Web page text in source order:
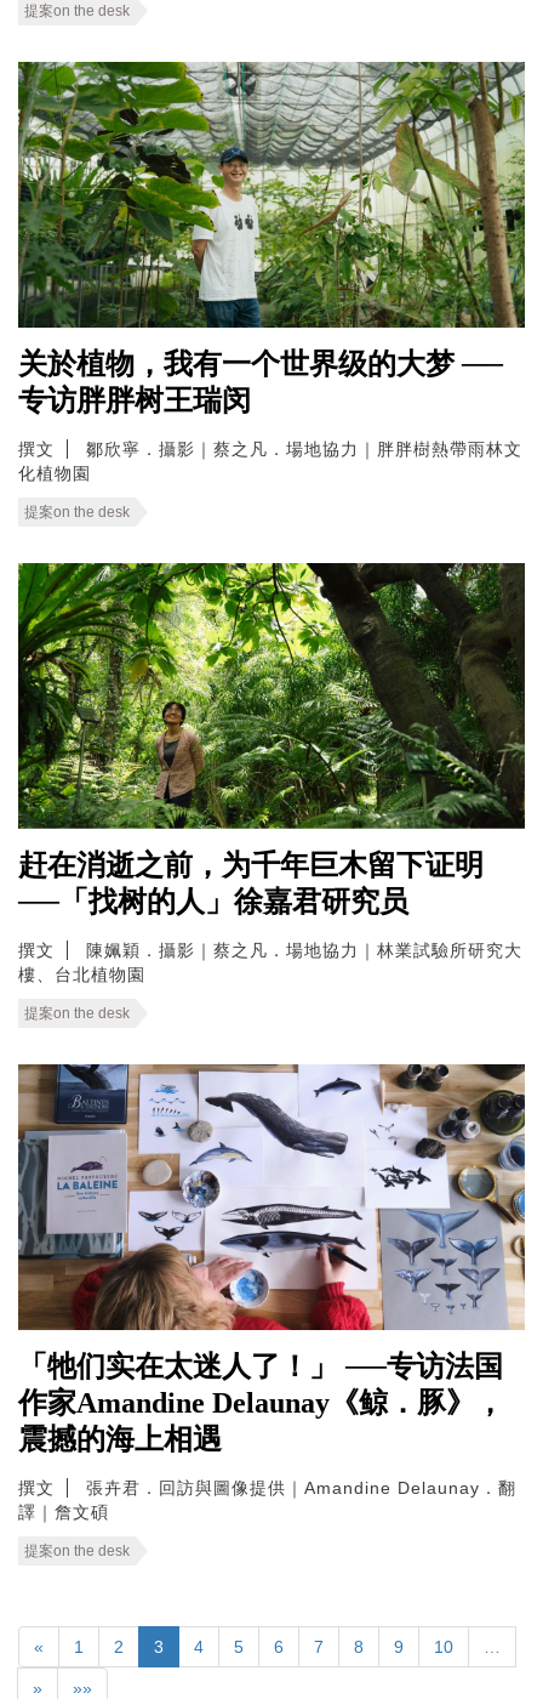
提案on the desk
关於植物，我有一个世界级的大梦 ──
专访胖胖树王瑞闵
撰文
鄒欣寧．攝影｜蔡之凡．場地協力｜胖胖樹熱帶雨林文
化植物園
提案on the desk
赶在消逝之前，为千年巨木留下证明
──「找树的人」徐嘉君研究员
撰文
陳姵穎．攝影｜蔡之凡．場地協力｜林業試驗所研究大
樓、台北植物園
提案on the desk
「牠们实在太迷人了！」 ──专访法国
作家Amandine Delaunay《鲸．豚》，
震撼的海上相遇
撰文
張卉君．回訪與圖像提供｜Amandine Delaunay．翻
譯｜詹文碩
提案on the desk
« 1 2 3 4 5 6 7 8 9 10
» »»